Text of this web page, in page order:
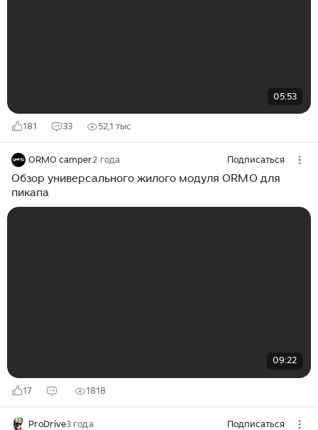
05:53
181 33 52,1 тыс
ORMO camper2 года Подписаться
Обзор универсального жилого модуля ORMO для
пикапа
09:22
17 1818
ProDrive3 года Подписаться